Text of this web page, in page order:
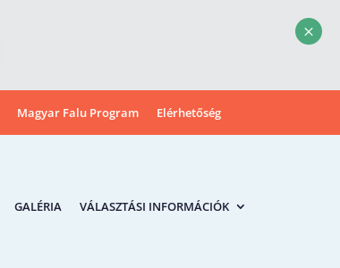
M
Magyar Falu Program Elérhetőség
GALÉRIA VÁLASZTÁSI INFORMÁCIÓK